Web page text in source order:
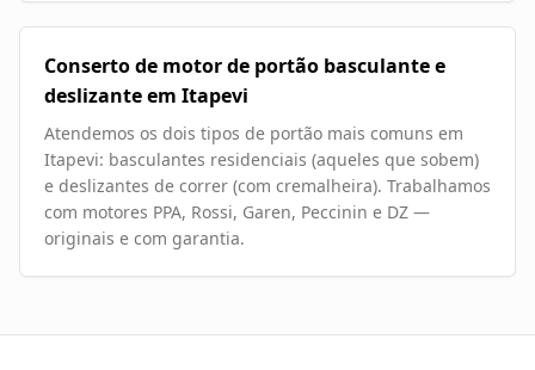
Conserto de motor de portão basculante e
deslizante em Itapevi
Atendemos os dois tipos de portão mais comuns em
Itapevi: basculantes residenciais (aqueles que sobem)
e deslizantes de correr (com cremalheira). Trabalhamos
com motores PPA, Rossi, Garen, Peccinin e DZ —
originais e com garantia.